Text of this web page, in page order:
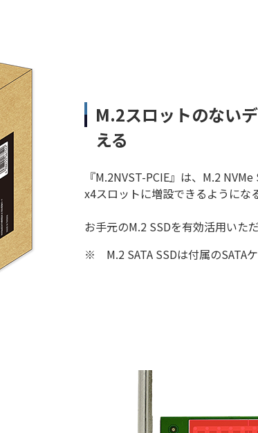
M.2スロットのない
える
『M.2NVST-PCIE』は、M.2
x4スロットに増設できるようにな
お手元のM.2 SSDを有効活用いただ
※
M.2 SATA SSDは付属のSATA